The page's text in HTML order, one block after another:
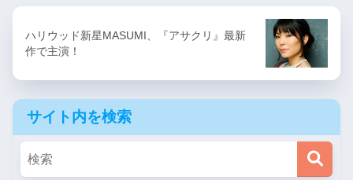
ハリウッド新星MASUMI、『アサクリ』最新
作で主演！
サイト内を検索